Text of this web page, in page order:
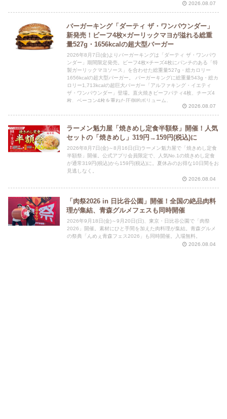
2026.08.07
バーガーキング「ダーティ ザ・ワンパウンダー」
新発売！ビーフ4枚×ガーリックマヨが溢れる総重
量527g・1656kcalの超大型バーガー
2026年8月7日(金)よりバーガーキングは「ダーティ ザ・ワンパウ
ンダー」期間限定発売。ビーフ4枚×チーズ4枚にパンチのある「特
製ガーリックマヨソース」を合わせた総重量527g・総カロリー
1656kcalの超大型バーガー。 バーガーキングに総重量543g・総カ
ロリー1,713kcalの超巨大バーガー「アルファキング・イエティ
ザ・ワンパウンダー」登場。直火焼きビーフパティ4枚、チーズ4
枚、ベーコン4枚を重ねた圧倒的ボリューム。
2026.08.07
ラーメン魁力屋「焼きめし定食半額祭」開催！人気
セットの「焼きめし」319円→159円(税込)に
2026年8月7日(金)～8月16日(日)ラーメン魁力屋で「焼きめし定食
半額祭」開催。公式アプリ会員限定で、人気No.1の焼きめし定食
が通常319円(税込)から159円(税込)に。夏休みのお得な10日間をお
見逃しなく。
2026.08.04
「肉祭2026 in 日比谷公園」開催！全国の絶品肉料
理が集結、青森グルメフェスも同時開催
2026年9月18日(金)～9月20日(日)、東京・日比谷公園で「肉祭
2026」開催。素材にひと手間を加えた肉料理が集結。青森グルメ
の祭典「んめぇ青森フェス2026」も同時開催。入場無料。
2026.08.04